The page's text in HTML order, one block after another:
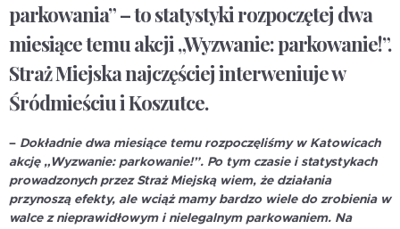
parkowania” – to statystyki rozpoczętej dwa
miesiące temu akcji „Wyzwanie: parkowanie!”.
Straż Miejska najczęściej interweniuje w
Śródmieściu i Koszutce.
– Dokładnie dwa miesiące temu rozpoczęliśmy w Katowicach
akcję „Wyzwanie: parkowanie!”. Po tym czasie i statystykach
prowadzonych przez Straż Miejską wiem, że działania
przynoszą efekty, ale wciąż mamy bardzo wiele do zrobienia w
walce z nieprawidłowym i nielegalnym parkowaniem. Na